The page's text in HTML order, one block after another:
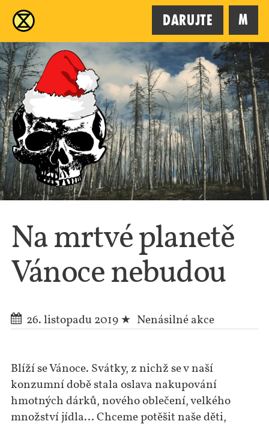
Darujte M
Na mrtvé planetě
Vánoce nebudou
26. listopadu 2019 Nenásilné akce
Blíží se Vánoce. Svátky, z nichž se v naší
konzumní době stala oslava nakupování
hmotných dárků, nového oblečení, velkého
množství jídla… Chceme potěšit naše děti,